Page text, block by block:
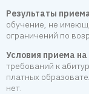
Результаты
обучение, не
ограничений по
Условия приема на
требований к
платных
нет.